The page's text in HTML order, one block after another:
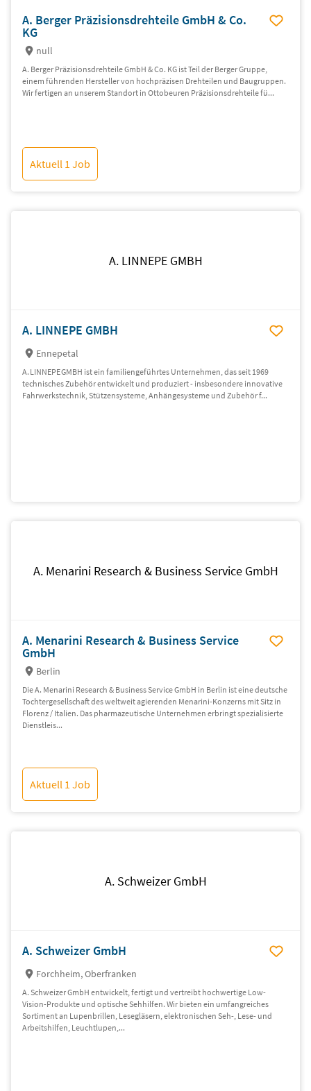
A. Berger Präzisionsdrehteile GmbH & Co.
KG
null
A. Berger Präzisionsdrehteile GmbH & Co. KG ist Teil der Berger Gruppe,
einem führenden Hersteller von hochpräzisen Drehteilen und Baugruppen.
Wir fertigen an unserem Standort in Ottobeuren Präzisionsdrehteile fü...
Aktuell 1 Job
A. LINNEPE GMBH
A. LINNEPE GMBH
Ennepetal
A. LINNEPE GMBH ist ein familiengeführtes Unternehmen, das seit 1969
technisches Zubehör entwickelt und produziert - insbesondere innovative
Fahrwerkstechnik, Stützensysteme, Anhängesysteme und Zubehör f...
A. Menarini Research & Business Service GmbH
A. Menarini Research & Business Service
GmbH
Berlin
Die A. Menarini Research & Business Service GmbH in Berlin ist eine deutsche
Tochtergesellschaft des weltweit agierenden Menarini-Konzerns mit Sitz in
Florenz / Italien. Das pharmazeutische Unternehmen erbringt spezialisierte
Dienstleis...
Aktuell 1 Job
A. Schweizer GmbH
A. Schweizer GmbH
Forchheim, Oberfranken
A. Schweizer GmbH entwickelt, fertigt und vertreibt hochwertige Low-
Vision-Produkte und optische Sehhilfen. Wir bieten ein umfangreiches
Sortiment an Lupenbrillen, Lesegläsern, elektronischen Seh-, Lese- und
Arbeitshilfen, Leuchtlupen,...